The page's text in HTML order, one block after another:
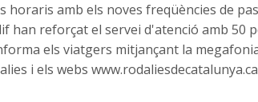
horaris amb els noves freqüències de
han reforçat el servei d'atenció amb 50
els viatgers mitjançant la
i els webs